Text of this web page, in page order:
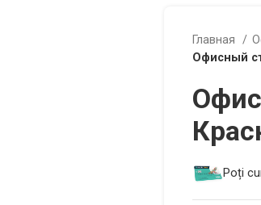
Главная
Офисный
Poți